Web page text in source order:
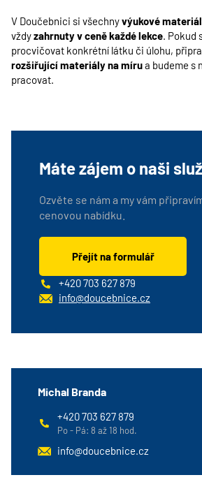
V Doučebnici si všechnyvýukové
vždyzahrnuty v ceně každé lekce. Pokud
procvičovat konkrétní látku či úlohu,
rozšiřující materiály na mírua budeme s
pracovat.
Máte zájem o naši
Ozvěte se nám a my vám
cenovou nabídku.
Přejít na formulář
+420 703 627 879
info@doucebnice.cz
Michal Branda
+420 703 627 879
Po - Pá: 8 až 18 hod.
info@doucebnice.cz